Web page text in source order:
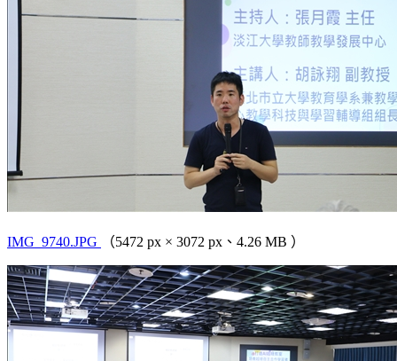
IMG_9740.JPG （5472 px × 3072 px、4.26 MB ）